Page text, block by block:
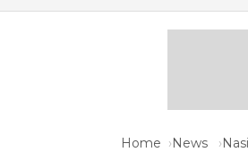
Home News